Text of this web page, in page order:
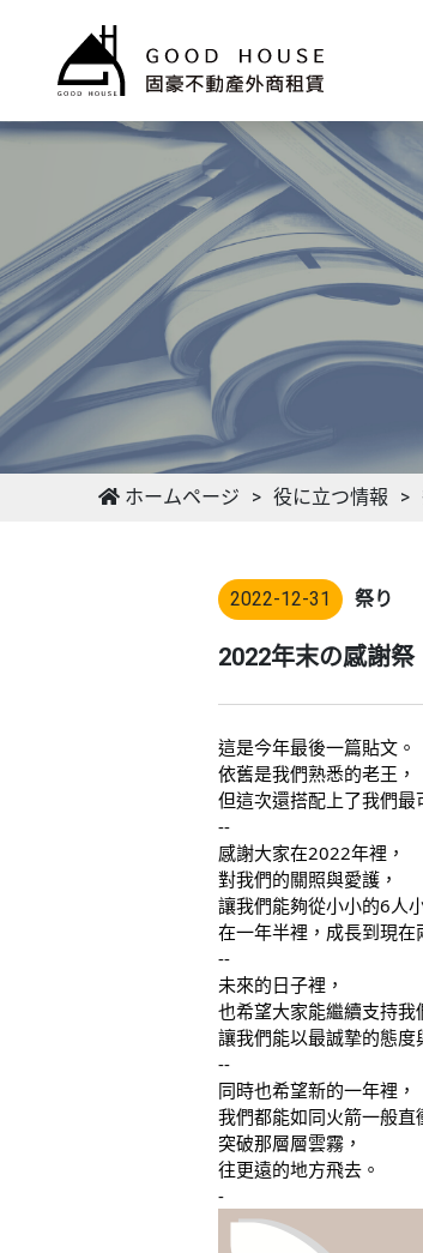
ホームページ 役に立つ情報
2022-12-31 祭り
2022年末の感謝祭
這是今年最後一篇貼文。
依舊是我們熟悉的老王，
但這次還搭配上了我們最
--
感謝大家在2022年裡，
對我們的關照與愛護，
讓我們能夠從小小的6人
在一年半裡，成長到現在
--
未來的日子裡，
也希望大家能繼續支持我
讓我們能以最誠摯的態度
--
同時也希望新的一年裡，
我們都能如同火箭一般直
突破那層層雲霧，
往更遠的地方飛去。
-